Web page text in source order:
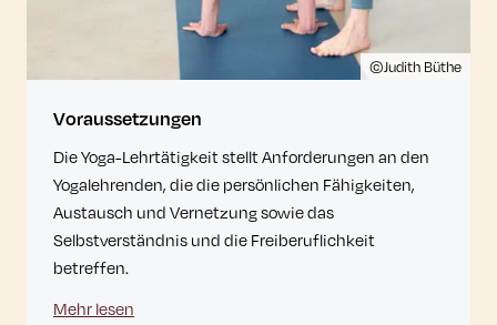
©Judith Büthe
Voraussetzungen
Die Yoga-Lehrtätigkeit stellt Anforderungen an den
Yogalehrenden, die die persönlichen Fähigkeiten,
Austausch und Vernetzung sowie das
Selbstverständnis und die Freiberuflichkeit
betreffen.
Mehr lesen